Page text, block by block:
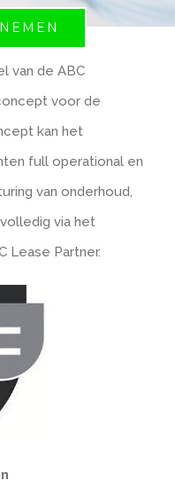
van de ABC
voor de
kan het
full operational en
van onderhoud,
via het
Lease Partner.